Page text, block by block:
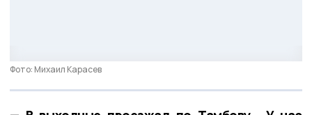
Фото: Михаил Карасев